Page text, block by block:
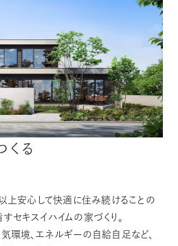
くる
以上安心して快適に住み続けることの
セキスイハイムの家づくり。
環境、エネルギーの自給自足など、